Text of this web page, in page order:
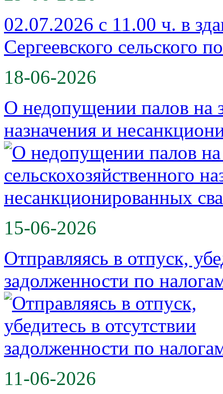
02.07.2026 с 11.00 ч. в
Сергеевского сельского
18-06-2026
О недопущении палов на
назначения и
15-06-2026
Отправляясь в отпуск,
задолженности по
11-06-2026